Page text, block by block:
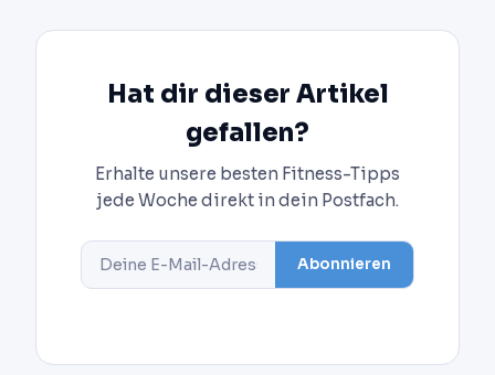
Hat dir dieser Artikel
gefallen?
Erhalte unsere besten Fitness-Tipps
jede Woche direkt in dein Postfach.
Abonnieren